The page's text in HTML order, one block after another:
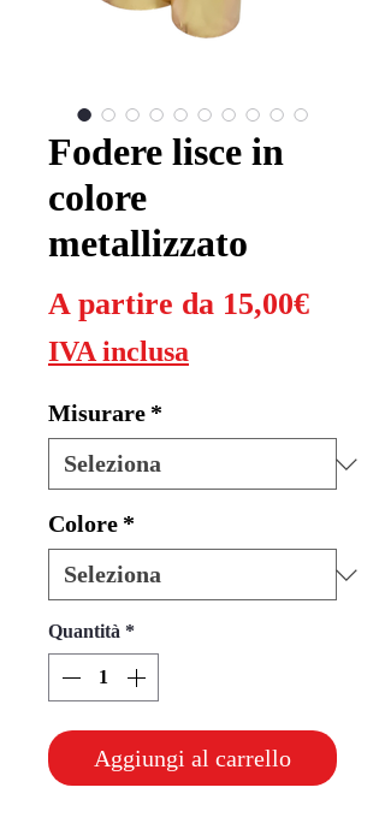
Fodere lisce in
colore
metallizzato
A partire da 15,00€Prezzo
IVA inclusa
Misurare *
Colore *
Quantità *
Aggiungi al carrello